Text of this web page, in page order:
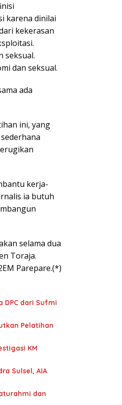
karena dinilai
kekerasan
seksual.
dan seksual.
ada
ini, yang
kerja-
ia butuh
selama dua
Toraja.
Parepare.(*)
DPC dari Sufmi
Pelatihan
KM
Sulsel, AIA
dan